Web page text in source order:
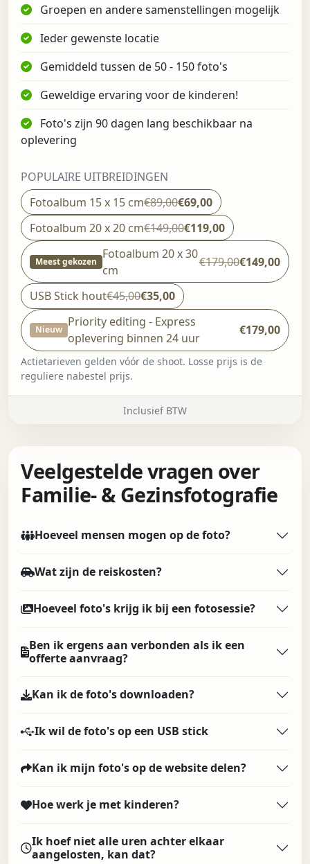
Groepen en andere samenstellingen mogelijk
Ieder gewenste locatie
Gemiddeld tussen de 50 - 150 foto's
Geweldige ervaring voor de kinderen!
Foto's zijn 90 dagen lang beschikbaar na
oplevering
POPULAIRE UITBREIDINGEN
Fotoalbum 15 x 15 cm€89,00€69,00
Fotoalbum 20 x 20 cm€149,00€119,00
Meest gekozen
Fotoalbum 20 x 30
cm
€179,00€149,00
USB Stick hout€45,00€35,00
Nieuw
Priority editing - Express
oplevering binnen 24 uur
€179,00
Actietarieven gelden vóór de shoot. Losse prijs is de
reguliere nabestel prijs.
Inclusief BTW
Veelgestelde vragen over
Familie- & Gezinsfotografie
Hoeveel mensen mogen op de foto?
Wat zijn de reiskosten?
Hoeveel foto's krijg ik bij een fotosessie?
Ben ik ergens aan verbonden als ik een
offerte aanvraag?
Kan ik de foto's downloaden?
Ik wil de foto's op een USB stick
Kan ik mijn foto's op de website delen?
Hoe werk je met kinderen?
Ik hoef niet alle uren achter elkaar
aangelosten, kan dat?